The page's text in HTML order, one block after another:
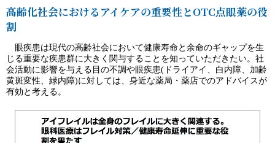
高齢化社会におけるアイケアの重要性とOTC点眼薬の役
割
眼疾患は現代の高齢社会において健康寿命と余命のギャップを生
じる重要な疾患群に大きく関与することを知っていただきたい。社
会活動に影響を与える目の不調や眼疾患(ドライアイ、白内障、加齢
黄斑変性、緑内障)に対しては、身近な薬局・薬店でのアドバイスが
有効と考える。